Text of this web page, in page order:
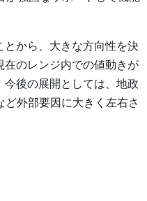
とから、大きな方向性を決
在のレンジ内での値動きが
後の展開としては、地政
外部要因に大きく左右さ